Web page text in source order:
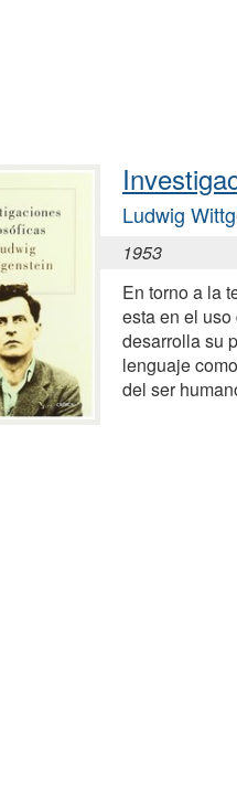
Ludwig
1953
En torno a la
esta en el
desarrolla su
lenguaje
del ser